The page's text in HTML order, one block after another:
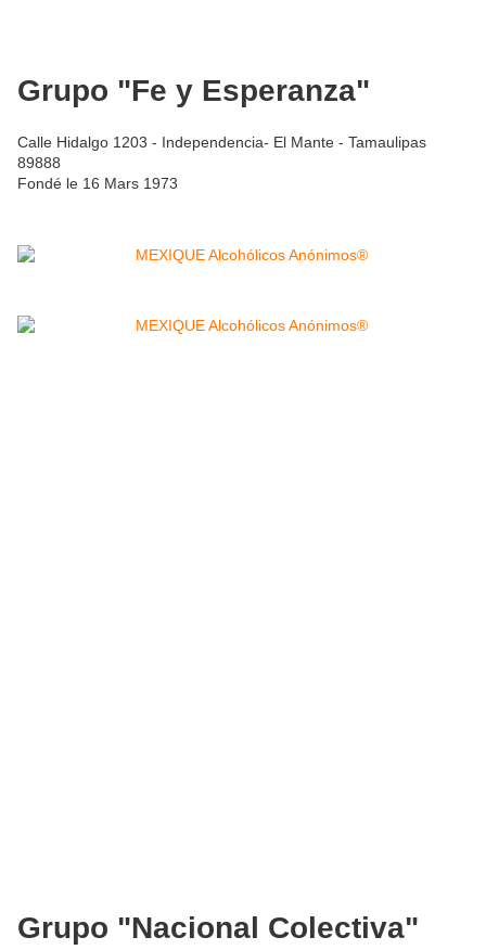
Grupo "Fe y Esperanza"
Calle Hidalgo 1203 - Independencia- El Mante - Tamaulipas
89888
Fondé le 16 Mars 1973
Grupo "Nacional Colectiva"